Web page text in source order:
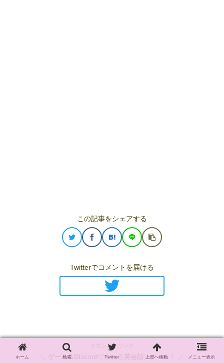
この記事をシェアする
Twitterでコメントを届ける
スポンサーリンク
ゲーム＆Discord で学べる 英会話 スクール！ ／
ホーム 検索 Twitter 上部へ移動 メニュー表示